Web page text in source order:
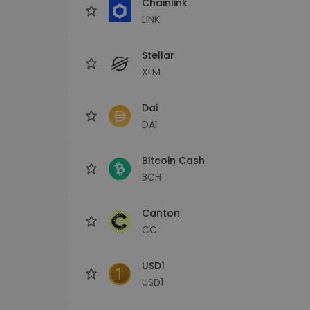
LINK
Stellar
XLM
Dai
DAI
Bitcoin Cash
BCH
Canton
CC
USD1
USD1